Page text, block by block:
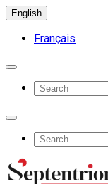
English
Français